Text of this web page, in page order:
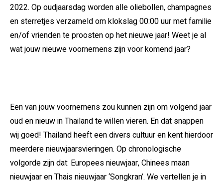
2022. Op oudjaarsdag worden alle oliebollen, champagnes
en sterretjes verzameld om klokslag 00:00 uur met familie
en/of vrienden te proosten op het nieuwe jaar! Weet je al
wat jouw nieuwe voornemens zijn voor komend jaar?
Een van jouw voornemens zou kunnen zijn om volgend jaar
oud en nieuw in Thailand te willen vieren. En dat snappen
wij goed! Thailand heeft een divers cultuur en kent hierdoor
meerdere nieuwjaarsvieringen. Op chronologische
volgorde zijn dat: Europees nieuwjaar, Chinees maan
nieuwjaar en Thais nieuwjaar ‘Songkran’. We vertellen je in